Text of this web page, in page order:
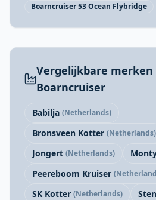
Boarncruiser 53 Ocean Flybridge
Vergelijkbare merken
Boarncruiser
Babilja (Netherlands)
Bronsveen Kotter (Netherlands)
Jongert (Netherlands)
Peereboom Kruiser
SK Kotter (Netherlands)